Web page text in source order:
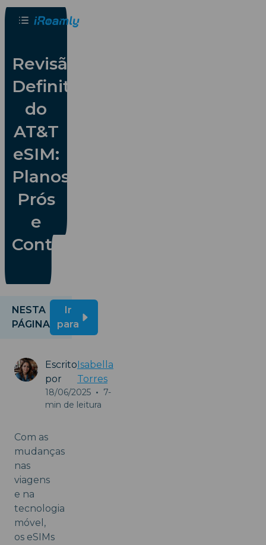
Revisão
Definitiva
do
AT&T
eSIM:
Planos,
Prós
e
Contras
NESTA
PÁGINA
Ir
para
Escrito
por
Isabella
Torres
18/06/2025 • 7-
min de leitura
Com as
mudanças
nas
viagens
e na
tecnologia
móvel,
os eSIMs